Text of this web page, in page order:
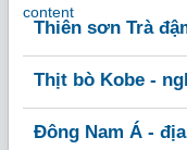
Thiên sơn Trà
Thịt bò Kobe -
Đông Nam Á -